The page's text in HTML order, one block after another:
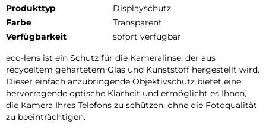
Produkttyp
Displayschutz
Farbe
Transparent
Verfügbarkeit
sofort verfügbar
eco-lens ist ein Schutz für die Kameralinse, der aus
recyceltem gehärtetem Glas und Kunststoff hergestellt wird.
Dieser einfach anzubringende Objektivschutz bietet eine
hervorragende optische Klarheit und ermöglicht es Ihnen,
die Kamera Ihres Telefons zu schützen, ohne die Fotoqualität
zu beeinträchtigen.